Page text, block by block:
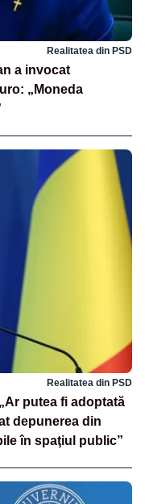
Realitatea din PSD
a invocat
„Moneda
Realitatea din PSD
putea fi adoptată
depunerea din
în spaţiul public”